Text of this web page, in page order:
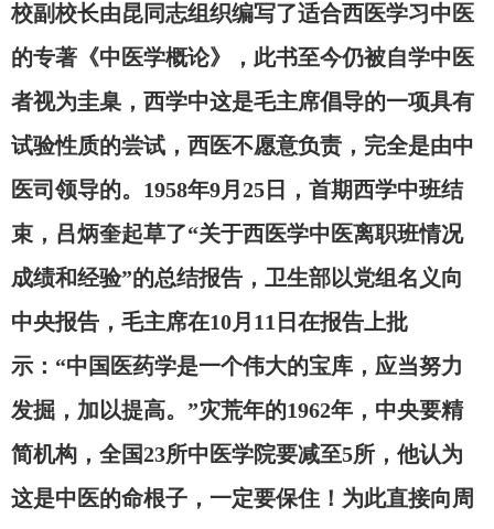
校副校长由昆同志组织编写了适合西医学习中医
的专著《中医学概论》，此书至今仍被自学中医
者视为圭臬，西学中这是毛主席倡导的一项具有
试验性质的尝试，西医不愿意负责，完全是由中
医司领导的。1958年9月25日，首期西学中班结
束，吕炳奎起草了“关于西医学中医离职班情况
成绩和经验”的总结报告，卫生部以党组名义向
中央报告，毛主席在10月11日在报告上批
示：“中国医药学是一个伟大的宝库，应当努力
发掘，加以提高。”灾荒年的1962年，中央要精
简机构，全国23所中医学院要减至5所，他认为
这是中医的命根子，一定要保住！为此直接向周